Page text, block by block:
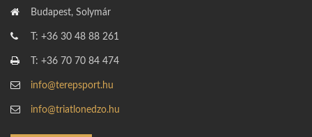
Budapest, Solymár
T: +36 30 48 88 261
T: +36 70 70 84 474
info@terepsport.hu
info@triatlonedzo.hu